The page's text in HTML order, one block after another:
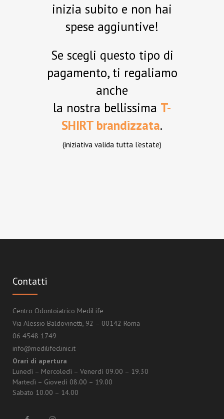
inizia subito e non hai
spese aggiuntive!
Se scegli questo tipo di
pagamento, ti regaliamo
anche
la nostra bellissima T-
SHIRT brandizzata.
(iniziativa valida tutta l’estate)
Contatti
Centro Odontoiatrico MediLife
Via Alessio Baldovinetti, 92 – 00142 Roma
06 4548 1749
info@medilifeclinic.it
Orari di apertura
Lunedì – Mercoledì – Venerdì 09.00 – 19.30
Martedì – Giovedì 08.00 – 19.00
Sabato 10.00 – 14.00